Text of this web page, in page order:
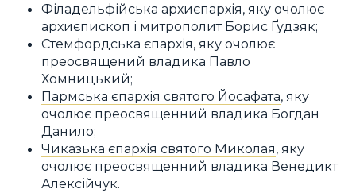
Філадельфійська архиєпархія, яку очолює
архиєпископ і митрополит Борис Ґудзяк;
Стемфордська єпархія, яку очолює
преосвящений владика Павло
Хомницький;
Пармська єпархія святого Йосафата, яку
очолює преосвященний владика Богдан
Данило;
Чиказька єпархія святого Миколая, яку
очолює преосвященний владика Венедикт
Алексійчук.